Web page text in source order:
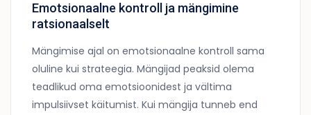
Emotsionaalne kontroll ja mängimine
ratsionaalselt
Mängimise ajal on emotsionaalne kontroll sama
oluline kui strateegia. Mängijad peaksid olema
teadlikud oma emotsioonidest ja vältima
impulsiivset käitumist. Kui mängija tunneb end